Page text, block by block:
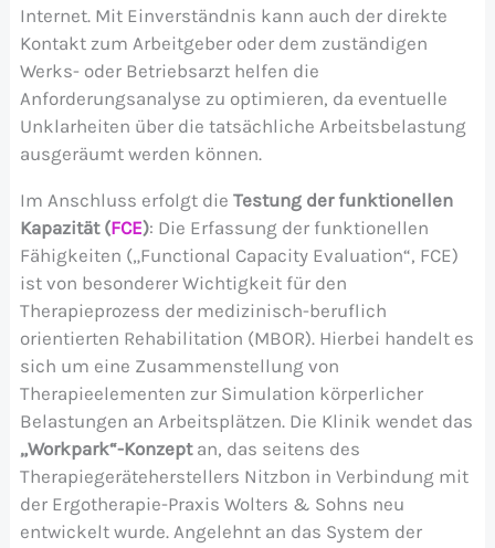
Internet. Mit Einverständnis kann auch der direkte
Kontakt zum Arbeitgeber oder dem zuständigen
Werks- oder Betriebsarzt helfen die
Anforderungsanalyse zu optimieren, da eventuelle
Unklarheiten über die tatsächliche Arbeitsbelastung
ausgeräumt werden können.
Im Anschluss erfolgt die Testung der funktionellen
Kapazität (FCE): Die Erfassung der funktionellen
Fähigkeiten („Functional Capacity Evaluation“, FCE)
ist von besonderer Wichtigkeit für den
Therapieprozess der medizinisch-beruflich
orientierten Rehabilitation (MBOR). Hierbei handelt es
sich um eine Zusammenstellung von
Therapieelementen zur Simulation körperlicher
Belastungen an Arbeitsplätzen. Die Klinik wendet das
„Workpark“-Konzeptan, das seitens des
Therapiegeräteherstellers Nitzbon in Verbindung mit
der Ergotherapie-Praxis Wolters & Sohns neu
entwickelt wurde. Angelehnt an das System der